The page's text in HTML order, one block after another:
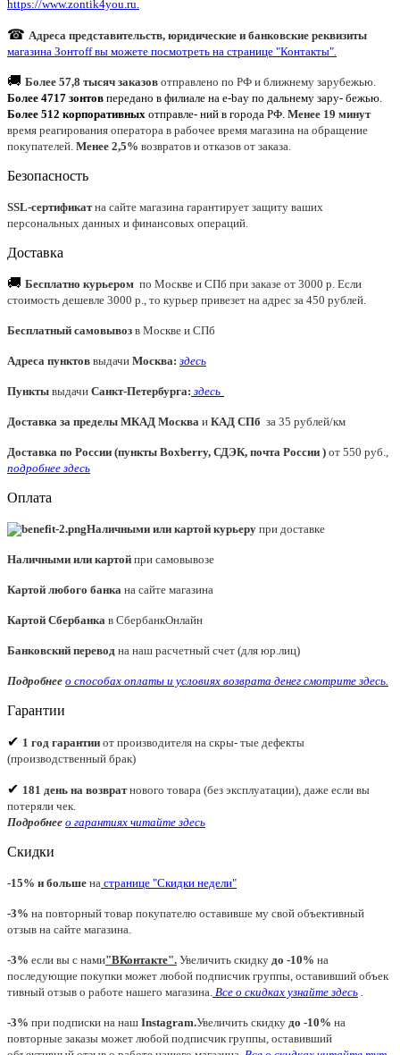
https://www.zontik4you.ru.
☎ Адреса представительств, юридические и банковские реквизиты
магазина Зонтoff вы можете посмотреть на странице "Контакты".
🚚 Более 57,8 тысяч заказов отправлено по РФ и ближнему зарубежью.
Более 4717 зонтов передано в филиале на e-bay по дальнему зару- бежью.
Более 512 корпоративных отправле- ний в города РФ. Менее 19 минут
время реагирования оператора в рабочее время магазина на обращение
покупателей. Менее 2,5% возвратов и отказов от заказа.
Безопасность
SSL-сертификатна сайте магазина гарантирует защиту ваших
персональных данных и финансовых операций.
Доставка
🚚 Бесплатно курьером по Москве и СПб при заказе от 3000 р. Если
стоимость дешевле 3000 р., то курьер привезет на адрес за 450 рублей.
Бесплатный самовывоз в Москве и СПб
Адреса пунктов выдачи Москва: здесь
Пункты выдачи Санкт-Петербурга: здесь
Доставка за пределы МКАД Москва и КАД СПб за 35 рублей/км
Доставка по России (пункты Boxberry, СДЭК, почта России ) от 550 руб.,
подробнее здесь
Оплата
Наличными или картой курьеру при доставке
Наличными или картой при самовывозе
Картой любого банка на сайте магазина
Картой Сбербанка в СбербанкОнлайн
Банковский перевод на наш расчетный счет (для юр.лиц)
Подробнее о способах оплаты и условиях возврата денег смотрите здесь.
Гарантии
✔ 1 год гарантии от производителя на скры- тые дефекты
(производственный брак)
✔ 181 день на возвратнового товара (без эксплуатации), даже если вы
потеряли чек.
Подробнее о гарантиях читайте здесь
Скидки
-15% и больше на странице "Скидки недели"
-3% на повторный товар покупателю оставивше му свой объективный
отзыв на сайте магазина.
-3% если вы с нами"ВКонтакте". Увеличить скидку до -10% на
последующие покупки может любой подписчик группы, оставивший объек
тивный отзыв о работе нашего магазина. Все о скидках узнайте здесь
-3% при подписки на наш Instagram.Увеличить скидку до -10% на
повторные заказы может любой подписчик группы, оставивший